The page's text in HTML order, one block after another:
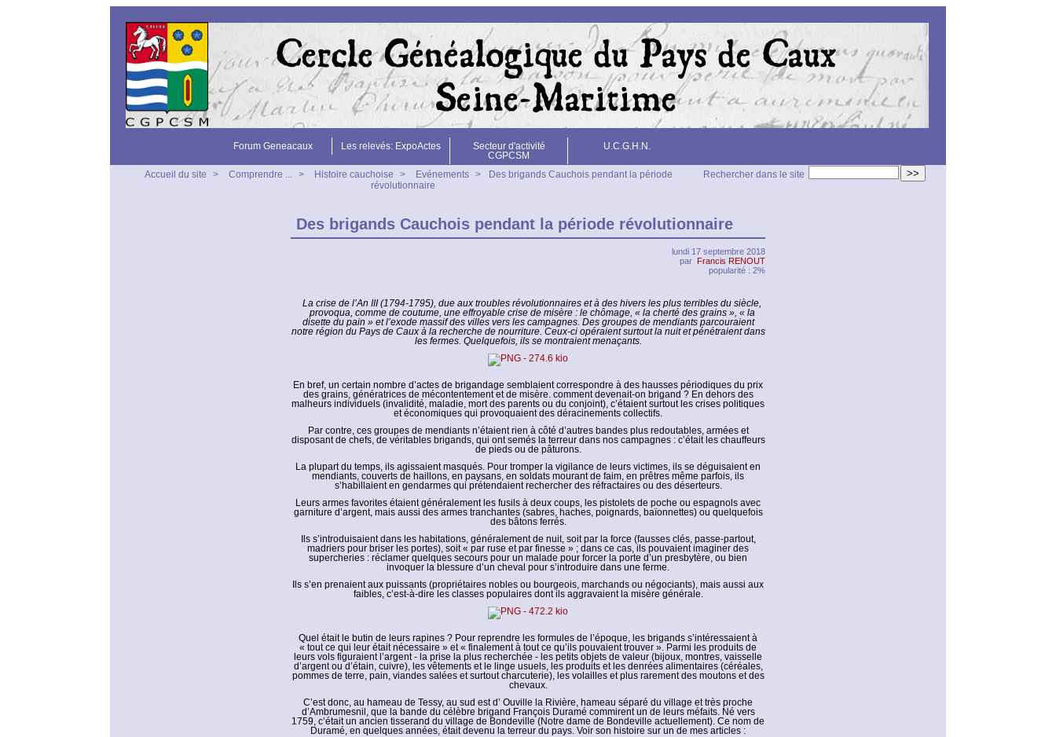
Forum Geneacaux Les relevés: ExpoActes
Secteur d'activité
CGPCSM
U.C.G.H.N.
>>
Rechercher dans le site
Accueil du site > Comprendre ... > Histoire cauchoise > Evénements >
Des brigands Cauchois pendant la période
révolutionnaire
Des brigands Cauchois pendant la période révolutionnaire
lundi 17 septembre 2018
par Francis RENOUT
popularité : 2%
La crise de l’An III (1794-1795), due aux troubles révolutionnaires et à des hivers les plus terribles du siècle,
provoqua, comme de coutume, une effroyable crise de misère : le chômage, « la cherté des grains », « la
disette du pain » et l’exode massif des villes vers les campagnes. Des groupes de mendiants parcouraient
notre région du Pays de Caux à la recherche de nourriture. Ceux-ci opéraient surtout la nuit et pénétraient dans
les fermes. Quelquefois, ils se montraient menaçants.
En bref, un certain nombre d’actes de brigandage semblaient correspondre à des hausses périodiques du prix
des grains, génératrices de mécontentement et de misère. comment devenait-on brigand ? En dehors des
malheurs individuels (invalidité, maladie, mort des parents ou du conjoint), c’étaient surtout les crises politiques
et économiques qui provoquaient des déracinements collectifs.
Par contre, ces groupes de mendiants n’étaient rien à côté d’autres bandes plus redoutables, armées et
disposant de chefs, de véritables brigands, qui ont semés la terreur dans nos campagnes : c’était les chauffeurs
de pieds ou de pâturons.
La plupart du temps, ils agissaient masqués. Pour tromper la vigilance de leurs victimes, ils se déguisaient en
mendiants, couverts de haillons, en paysans, en soldats mourant de faim, en prêtres même parfois, ils
s’habillaient en gendarmes qui prétendaient rechercher des réfractaires ou des déserteurs.
Leurs armes favorites étaient généralement les fusils à deux coups, les pistolets de poche ou espagnols avec
garniture d’argent, mais aussi des armes tranchantes (sabres, haches, poignards, baïonnettes) ou quelquefois
des bâtons ferrés.
Ils s’introduisaient dans les habitations, généralement de nuit, soit par la force (fausses clés, passe-partout,
madriers pour briser les portes), soit « par ruse et par finesse » ; dans ce cas, ils pouvaient imaginer des
supercheries : réclamer quelques secours pour un malade pour forcer la porte d’un presbytère, ou bien
invoquer la blessure d’un cheval pour s’introduire dans une ferme.
Ils s’en prenaient aux puissants (propriétaires nobles ou bourgeois, marchands ou négociants), mais aussi aux
faibles, c’est-à-dire les classes populaires dont ils aggravaient la misère générale.
Quel était le butin de leurs rapines ? Pour reprendre les formules de l’époque, les brigands s’intéressaient à
« tout ce qui leur était nécessaire » et « finalement à tout ce qu’ils pouvaient trouver ». Parmi les produits de
leurs vols figuraient l’argent - la prise la plus recherchée - les petits objets de valeur (bijoux, montres, vaisselle
d’argent ou d’étain, cuivre), les vêtements et le linge usuels, les produits et les denrées alimentaires (céréales,
pommes de terre, pain, viandes salées et surtout charcuterie), les volailles et plus rarement des moutons et des
chevaux.
C’est donc, au hameau de Tessy, au sud est d’ Ouville la Rivière, hameau séparé du village et très proche
d’Ambrumesnil, que la bande du célèbre brigand François Duramé commirent un de leurs méfaits. Né vers
1759, c’était un ancien tisserand du village de Bondeville (Notre dame de Bondeville actuellement). Ce nom de
Duramé, en quelques années, était devenu la terreur du pays. Voir son histoire sur un de mes articles :